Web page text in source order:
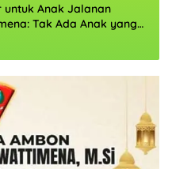
untuk Anak Jalanan
Tak Ada Anak yang
Depannya